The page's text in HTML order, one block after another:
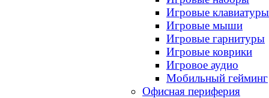
Игровые клавиатуры
Игровые мыши
Игровые гарнитуры
Игровые коврики
Игровое аудио
Мобильный гейминг
Офисная периферия